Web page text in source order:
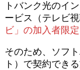
トバンク光のイ
ービス（テレビ
ビ」の加入者限
そのため、ソフ
ト）で契約でき